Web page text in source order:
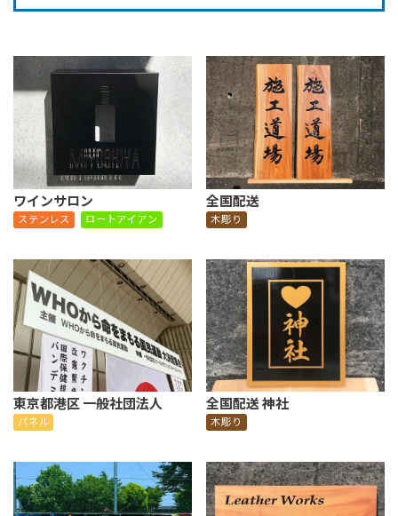
ワインサロン
ステンレス ロートアイアン
全国配送
木彫り
東京都港区 一般社団法人
パネル
全国配送 神社
木彫り